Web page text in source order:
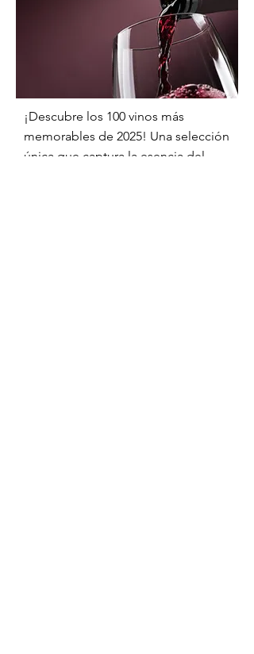
¡Descubre los 100 vinos más
memorables de 2025! Una selección
única que captura la esencia del